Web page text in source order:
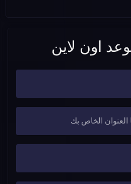
اون لاين